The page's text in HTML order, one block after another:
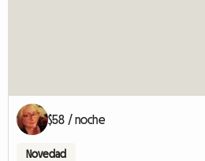
$58 / noche
Novedad